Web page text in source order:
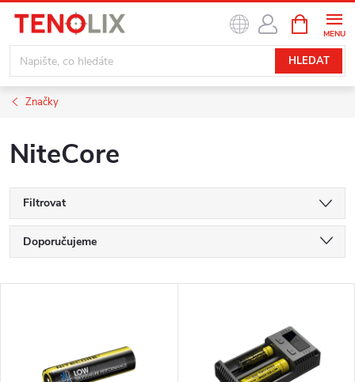
obsah
HLEDAT
NÁKUPNÍ
KOŠÍK
Značky
NiteCore
Filtrovat
Ř
a
Doporučujeme
Abecedně